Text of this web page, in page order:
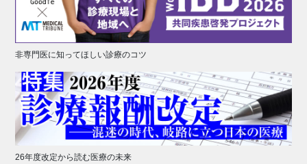
非専門医に知ってほしい診療のコツ
26年度改定から読む医療の未来